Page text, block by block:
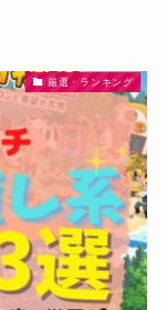
厳選・ランキング